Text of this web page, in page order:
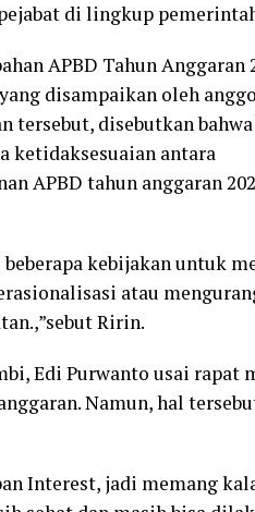
di lingkup
APBD Tahun
disampaikan oleh
tersebut, disebutkan
ketidaksesuaian antara
APBD tahun anggaran
kebijakan untuk
atau
Ririn.
Edi Purwanto usai rapat
Namun, hal
Interest, jadi memang